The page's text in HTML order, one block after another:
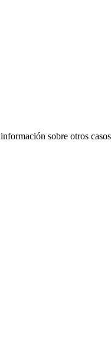
sobre otros